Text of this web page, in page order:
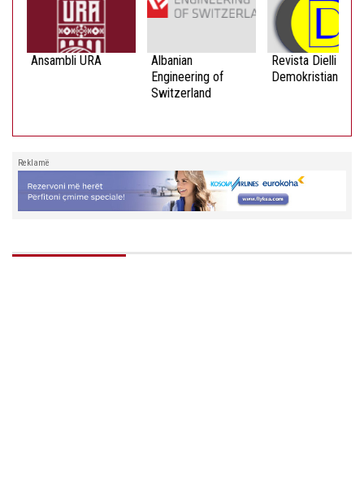
Ansambli URA
Albanian
Engineering of
Switzerland
Revista Dielli
Demokristian
Reklamë